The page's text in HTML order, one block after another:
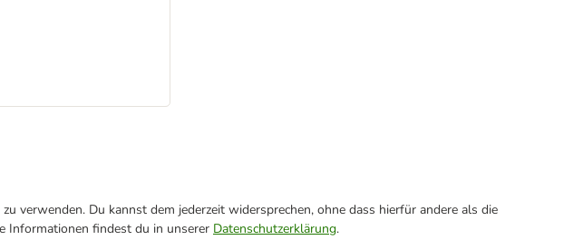
verwenden. Du kannst dem jederzeit widersprechen, ohne dass hierfür andere als die
Informationen findest du in unserer Datenschutzerklärung.